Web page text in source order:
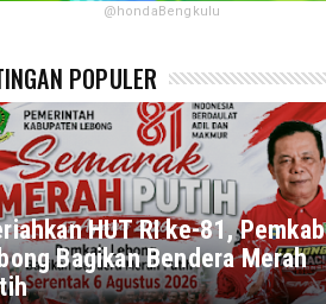
@hondaBengkulu
POPULER
HUT RI ke-81, Pemkab
Bagikan Bendera Merah